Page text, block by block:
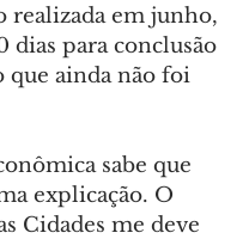
realizada em junho,
dias para conclusão
que ainda não foi
sabe que
explicação. O
Cidades me deve